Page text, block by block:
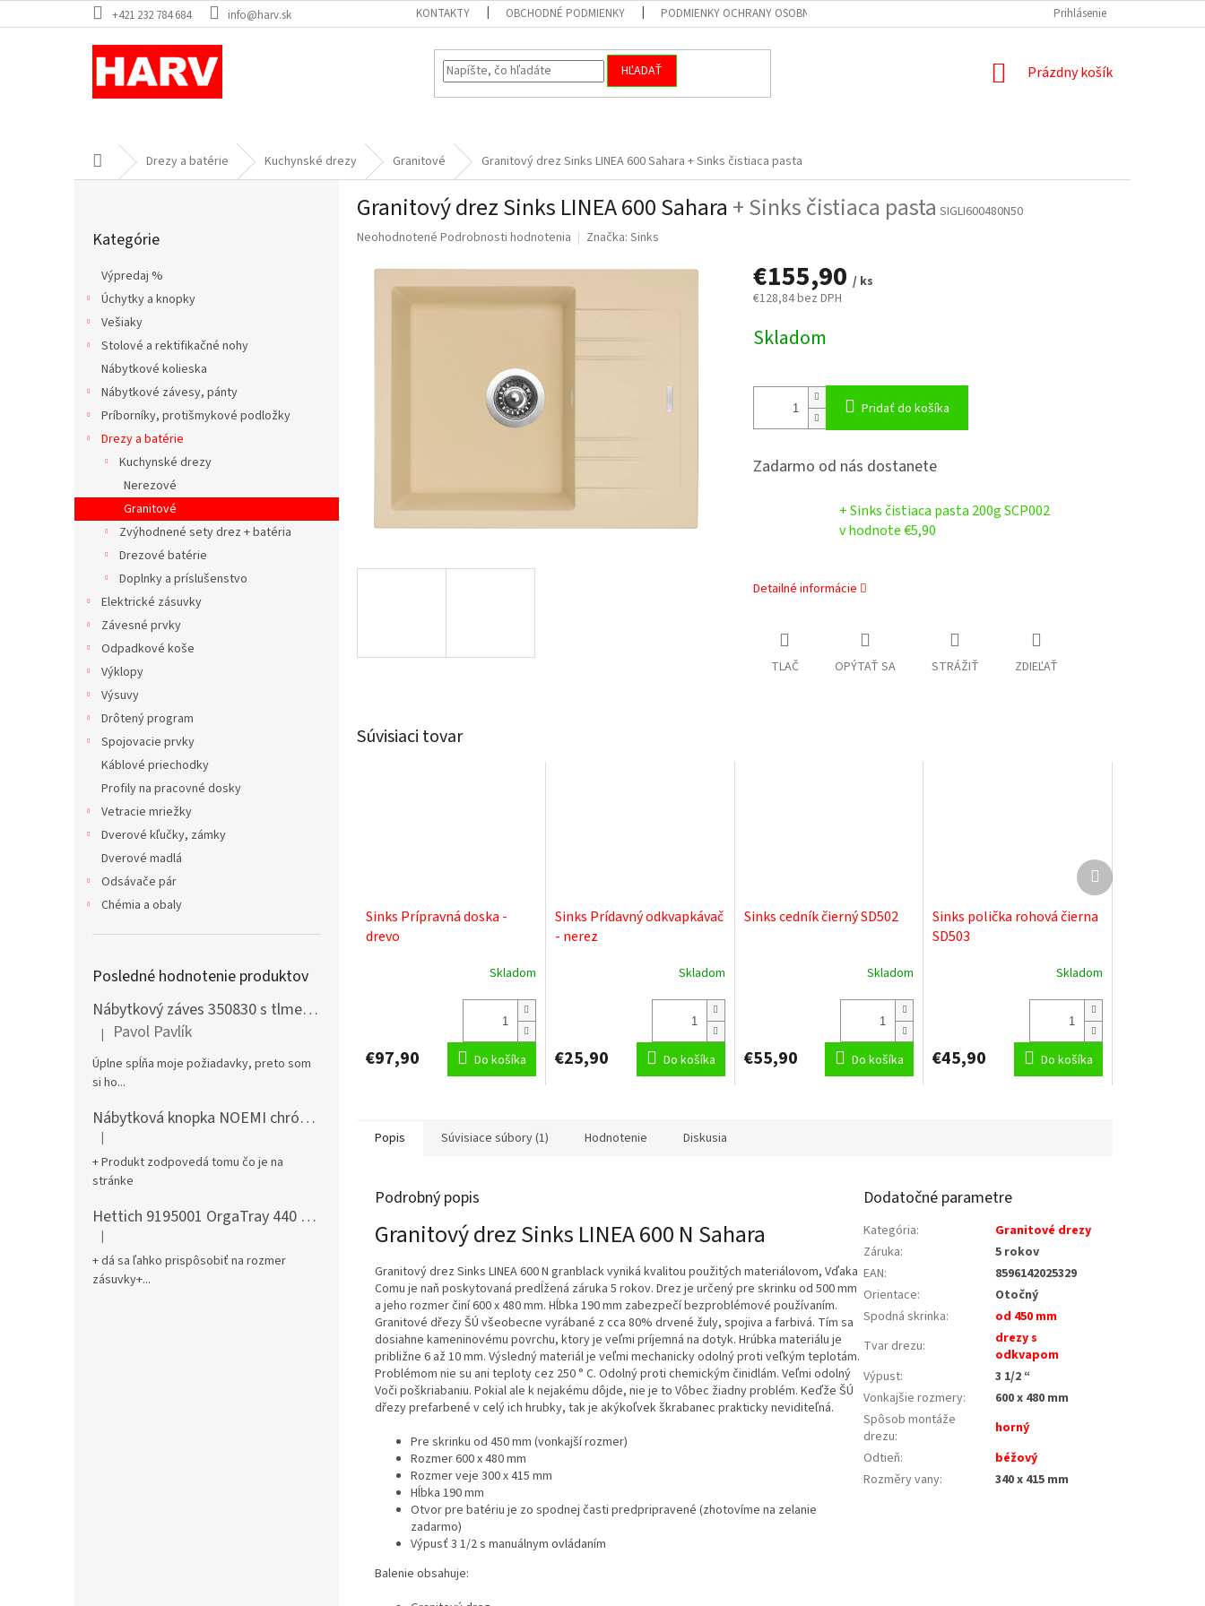
na
+421 232 784 684 info@harv.sk KONTAKTY OBCHODNÉ PODMIENKY PODMIENKY OCHRANY OSOBNÝCH ÚDAJOV REKLAMÁCIA
Prihlásenie
HĽADAŤ
NÁKUPNÝ
Prázdny košík
DomovDrezy a batérie Kuchynské drezy Granitové Granitový drez Sinks LINEA 600 Sahara + Sinks čistiaca pasta
kategórie
Kategórie
Výpredaj %
Úchytky a knopky
Vešiaky
Stolové a rektifikačné nohy
Nábytkové kolieska
Nábytkové závesy, pánty
Príborníky, protišmykové podložky
Drezy a batérie
Kuchynské drezy
Nerezové
Granitové
Zvýhodnené sety drez + batéria
Drezové batérie
Doplnky a príslušenstvo
Elektrické zásuvky
Závesné prvky
Odpadkové koše
Výklopy
Výsuvy
Drôtený program
Spojovacie prvky
Káblové priechodky
Profily na pracovné dosky
Vetracie mriežky
Dverové kľučky, zámky
Dverové madlá
Odsávače pár
Chémia a obaly
Posledné hodnotenie produktov
Nábytkový záves 350830 s tlmením naložený + podložka H0 na vrut
Hodnotenie produktu je 5 z 5 hviezdičiek.
| Pavol Pavlík
Úplne spĺňa moje požiadavky, preto som
si ho...
Nábytková knopka NOEMI chróm satén
Hodnotenie produktu je 5 z 5 hviezdičiek.
|
+ Produkt zodpovedá tomu čo je na
stránke
Hettich 9195001 OrgaTray 440 701-800/441-520 mm antracit
Hodnotenie produktu je 5 z 5 hviezdičiek.
|
+ dá sa ľahko prispôsobiť na rozmer
zásuvky+...
Granitový drez Sinks LINEA 600 Sahara + Sinks čistiaca pasta SIGLI600480N50
Priemerné
produktu
Neohodnotené Podrobnosti hodnotenia Značka: Sinks
€155,90 / ks
€128,84 bez DPH
cena:
Skladom
Pridať do košíka
Zadarmo od nás dostanete
+ Sinks čistiaca pasta 200g SCP002
v hodnote €5,90
Detailné informácie
TLAČ OPÝTAŤ SA STRÁŽIŤ ZDIEĽAŤ
Súvisiaci tovar
Sinks Prípravná doska -
drevo
Skladom
€97,90 Do košíka
Sinks Prídavný odkvapkávač
- nerez
Skladom
€25,90 Do košíka
Sinks cedník čierný SD502
Skladom
€55,90 Do košíka
Sinks polička rohová čierna
SD503
Skladom
€45,90 Do košíka
Ďalší
produkt
Popis Súvisiace súbory (1) Hodnotenie Diskusia
Podrobný popis
Granitový drez Sinks LINEA 600 N Sahara
Granitový drez Sinks LINEA 600 N granblack vyniká kvalitou použitých materiálovom, Vďaka
Comu je naň poskytovaná predĺžená záruka 5 rokov. Drez je určený pre skrinku od 500 mm
a jeho rozmer činí 600 x 480 mm. Hĺbka 190 mm zabezpečí bezproblémové používaním.
Granitové dřezy ŠÚ všeobecne vyrábané z cca 80% drvené žuly, spojiva a farbivá. Tím sa
dosiahne kameninovému povrchu, ktory je veľmi príjemná na dotyk. Hrúbka materiálu je
približne 6 až 10 mm. Výsledný materiál je veľmi mechanicky odolný proti veľkým teplotám.
Problémom nie su ani teploty cez 250 ° C. Odolný proti chemickým činidlám. Veľmi odolný
Voči poškriabaniu. Pokial ale k nejakému dôjde, nie je to Vôbec žiadny problém. Keďže ŠÚ
dřezy prefarbené v celý ich hrubky, tak je akýkoľvek škrabanec prakticky neviditeľná.
Pre skrinku od 450 mm (vonkajší rozmer)
Rozmer 600 x 480 mm
Rozmer veje 300 x 415 mm
Hĺbka 190 mm
Otvor pre batériu je zo spodnej časti predpripravené (zhotovíme na zelanie
zadarmo)
Výpusť 3 1/2 s manuálnym ovládaním
Balenie obsahuje:
Dodatočné parametre
Kategória:
Granitové drezy
Záruka:
5 rokov
EAN:
8596142025329
Orientace:
Otočný
Spodná skrinka:
od 450 mm
Tvar drezu:
drezy s
odkvapom
Výpust:
3 1/2 “
Vonkajšie rozmery:
600 x 480 mm
Spôsob montáže
drezu:
horný
Odtieň:
béžový
Rozměry vany: 340 x 415 mm